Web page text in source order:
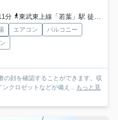
分
東武東上線「若葉」駅 徒歩19分
エアコン
バルコニー
の顔を確認することができます。収
クロゼットなどが備え...
もっと見